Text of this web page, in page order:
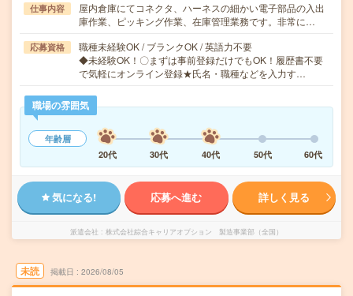
仕事内容
屋内倉庫にてコネクタ、ハーネスの細かい電子部品の入出
庫作業、ピッキング作業、在庫管理業務です。非常に…
応募資格
職種未経験OK / ブランクOK / 英語力不要
◆未経験OK！〇まずは事前登録だけでもOK！履歴書不要
で気軽にオンライン登録★氏名・職種などを入力す…
職場の雰囲気
年齢層
20代
30代 40代 50代 60代
気になる! 応募へ進む 詳しく見る
派遣会社 株式会社綜合キャリアオプション 製造事業部（全国）
未読 掲載日 2026/08/05